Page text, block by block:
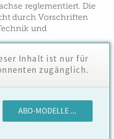
reglementiert. Die
durch Vorschriften
und
Inhalt ist nur für
zugänglich.
ABO-MODELLE ...